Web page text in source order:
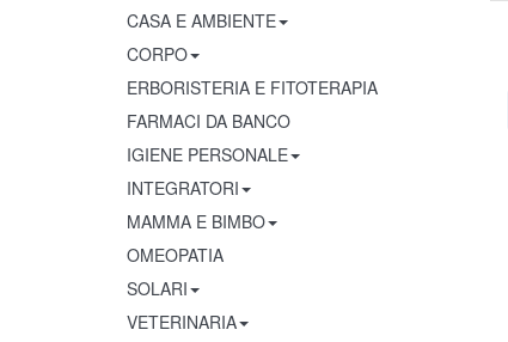
CASA E AMBIENTE
CORPO
ERBORISTERIA E FITOTERAPIA
FARMACI DA BANCO
IGIENE PERSONALE
INTEGRATORI
MAMMA E BIMBO
OMEOPATIA
SOLARI
VETERINARIA